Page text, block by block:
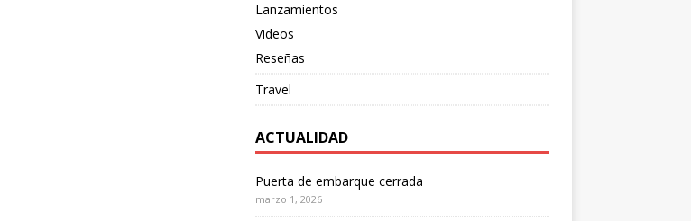
Lanzamientos
Videos
Reseñas
Travel
ACTUALIDAD
Puerta de embarque cerrada
marzo 1, 2026